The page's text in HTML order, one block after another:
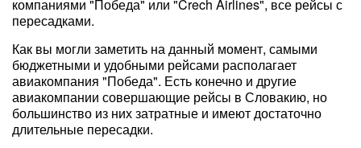
компаниями "Победа" или "Crech Airlines", все рейсы с
пересадками.
Как вы могли заметить на данный момент, самыми
бюджетными и удобными рейсами располагает
авиакомпания "Победа". Есть конечно и другие
авиакомпании совершающие рейсы в Словакию, но
большинство из них затратные и имеют достаточно
длительные пересадки.